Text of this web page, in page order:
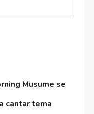
Musume se
cantar tema